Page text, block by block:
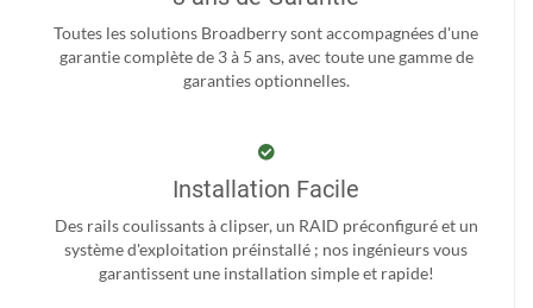
Toutes les solutions Broadberry sont accompagnées d'une
garantie complète de 3 à 5 ans, avec toute une gamme de
garanties optionnelles.
Installation Facile
Des rails coulissants à clipser, un RAID préconfiguré et un
système d'exploitation préinstallé ; nos ingénieurs vous
garantissent une installation simple et rapide!